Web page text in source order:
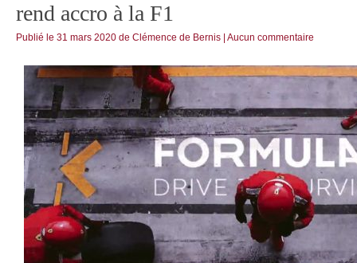
rend accro à la F1
Publié le 31 mars 2020 de Clémence de Bernis Aucun commentaire